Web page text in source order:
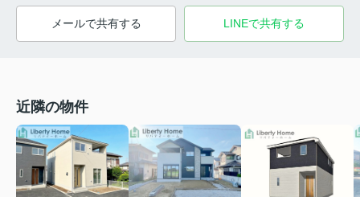
メールで共有する LINEで共有する
近隣の物件